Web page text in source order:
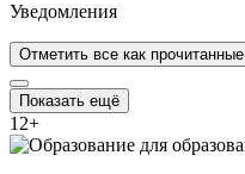
Уведомления
Отметить все как прочитанные
Показать ещё
12+